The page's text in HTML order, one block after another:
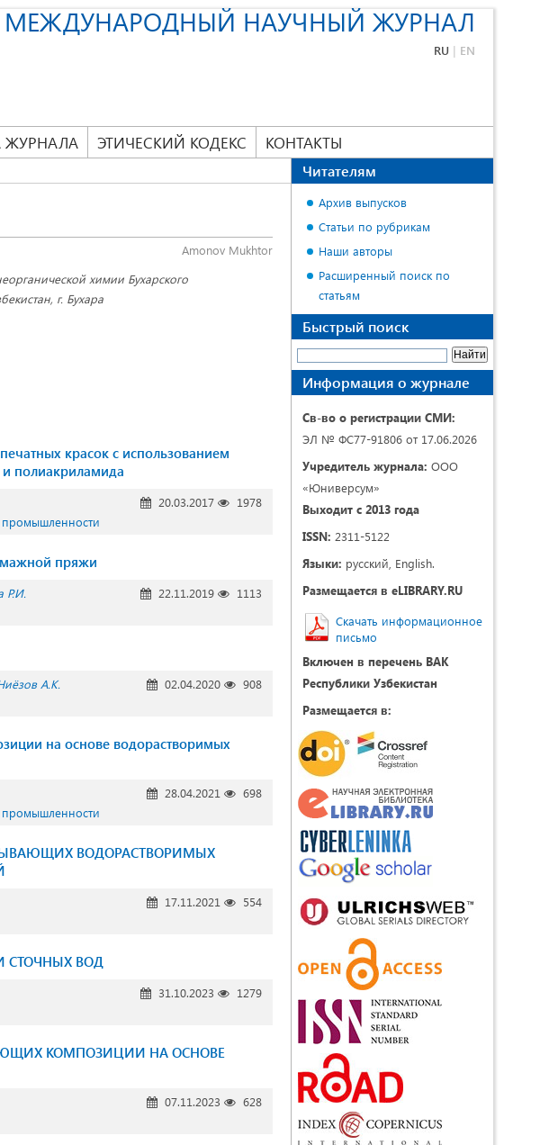
МЕЖДУНАРОДНЫЙ НАУЧНЫЙ ЖУРНАЛ
RU | EN
ЖУРНАЛА ЭТИЧЕСКИЙ КОДЕКС КОНТАКТЫ
Amonov Mukhtor
химии Бухарского
г. Бухара
красок с использованием
полиакриламида
20.03.2017
1978
промышленности
пряжи
Р.И. 22.11.2019
1113
А.К. 02.04.2020
908
на основе водорастворимых
28.04.2021
698
промышленности
ВОДОРАСТВОРИМЫХ
17.11.2021
554
СТОЧНЫХ ВОД
31.10.2023
1279
КОМПОЗИЦИИ НА ОСНОВЕ
07.11.2023
628
Читателям
Архив выпусков
Статьи по рубрикам
Наши авторы
Расширенный поиск по
статьям
Быстрый поиск
Информация о журнале
Св-во о регистрации СМИ:
ЭЛ № ФС77-91806 от 17.06.2026
Учредитель журнала: ООО
«Юниверсум»
Выходит с 2013 года
ISSN: 2311-5122
Языки: русский, English.
Размещается в eLIBRARY.RU
Скачать информационное
письмо
Включен в перечень ВАК
Республики Узбекистан
Размещается в: